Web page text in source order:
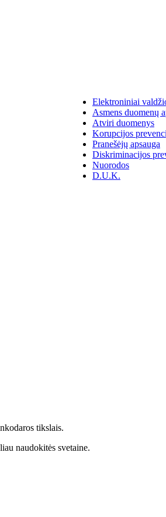
Elektroniniai
Asmens duomenų
Atviri duomenys
Korupcijos
Pranešėjų apsauga
Diskriminacijos
Nuorodos
D.U.K.
tikslais.
naudokitės svetaine.